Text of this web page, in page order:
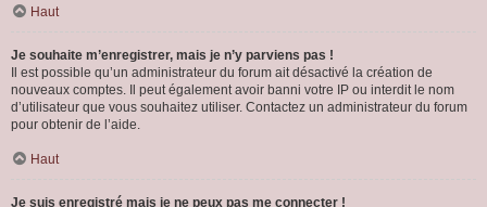
Haut
Je souhaite m’enregistrer, mais je n’y parviens pas !
Il est possible qu’un administrateur du forum ait désactivé la création de
nouveaux comptes. Il peut également avoir banni votre IP ou interdit le nom
d’utilisateur que vous souhaitez utiliser. Contactez un administrateur du forum
pour obtenir de l’aide.
Haut
Je suis enregistré mais je ne peux pas me connecter !